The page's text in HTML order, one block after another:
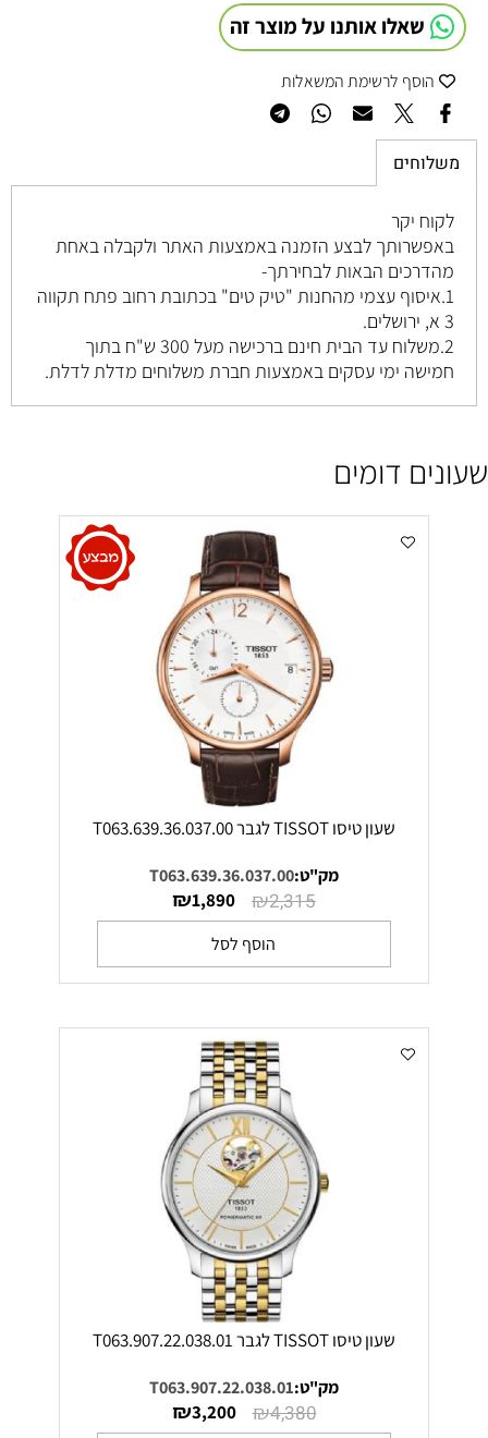
שאלו אותנו על מוצר זה
הוסף לרשימת המשאלות
משלוחים
לקוח יקר
באפשרותך לבצע הזמנה באמצעות האתר ולקבלה באחת
מהדרכים הבאות לבחירתך-
1.איסוף עצמי מהחנות "טיק טים" בכתובת רחוב
פתח תקווה
3 א, ירושלים
.
2.משלוח עד הבית חינם ברכישה מעל 300 ש"ח בתוך
חמישה ימי עסקים באמצעות חברת משלוחים מדלת לדלת.
שעונים דומים
שעון טיסו TISSOT לגבר T063.639.36.037.00
מק"ט:T063.639.36.037.00
₪2,315
₪1,890
הוסף לסל
שעון טיסו TISSOT לגבר T063.907.22.038.01
מק"ט:T063.907.22.038.01
₪4,380
₪3,200